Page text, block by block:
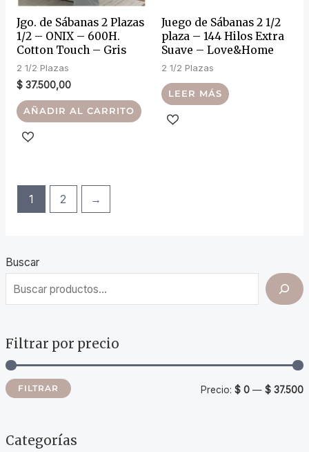
Buscar
Filtrar por precio
FILTRAR Precio: $ 0— $ 37.500
Categorías
Jgo. de Sábanas 2 Plazas
1/2 – ONIX – 600H.
Cotton Touch – Gris
2 1/2 Plazas
$37.500,00
AÑADIR AL CARRITO
Juego de Sábanas 2 1/2
plaza – 144 Hilos Extra
Suave – Love&Home
2 1/2 Plazas
LEER MÁS
1 2 →